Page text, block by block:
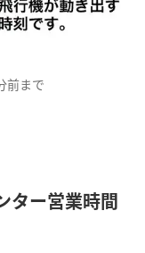
前まで
ター営業時間